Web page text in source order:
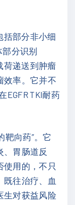
括部分非小细
部分识别
荷递送到肿瘤
效率。它并不
EGFR TKI耐药
靶向药”。它
、胃肠道反
使用的，不只
既往治疗、血
生对获益风险